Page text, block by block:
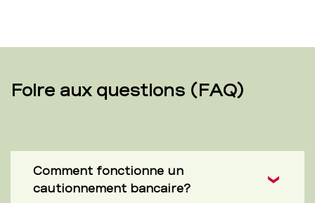
Foire aux questions (FAQ)
Comment fonctionne un
cautionnement bancaire?